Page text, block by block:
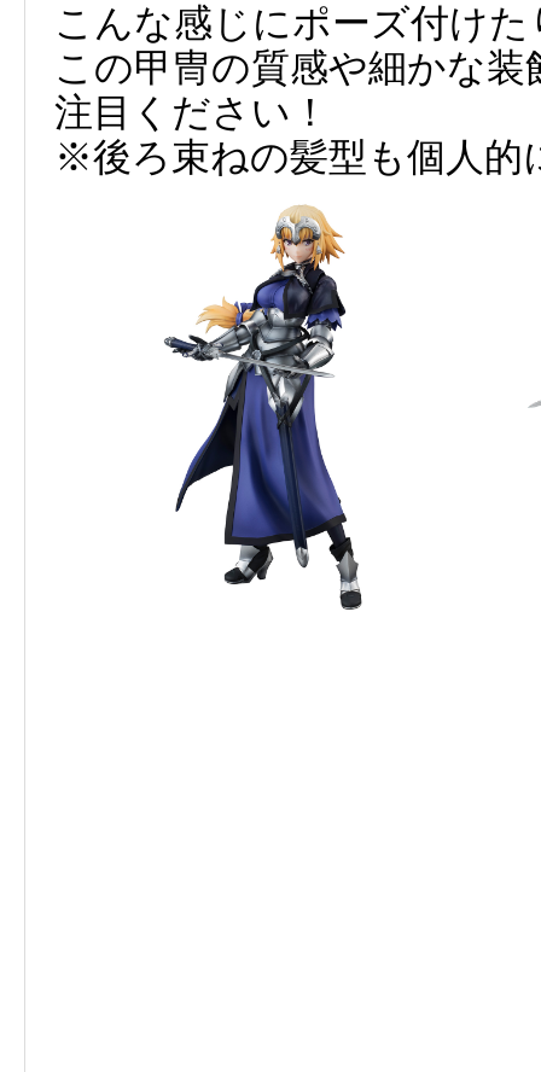
こんな感じにポーズ付け
この甲冑の質感や細かな
注目ください！
※後ろ束ねの髪型も個人的